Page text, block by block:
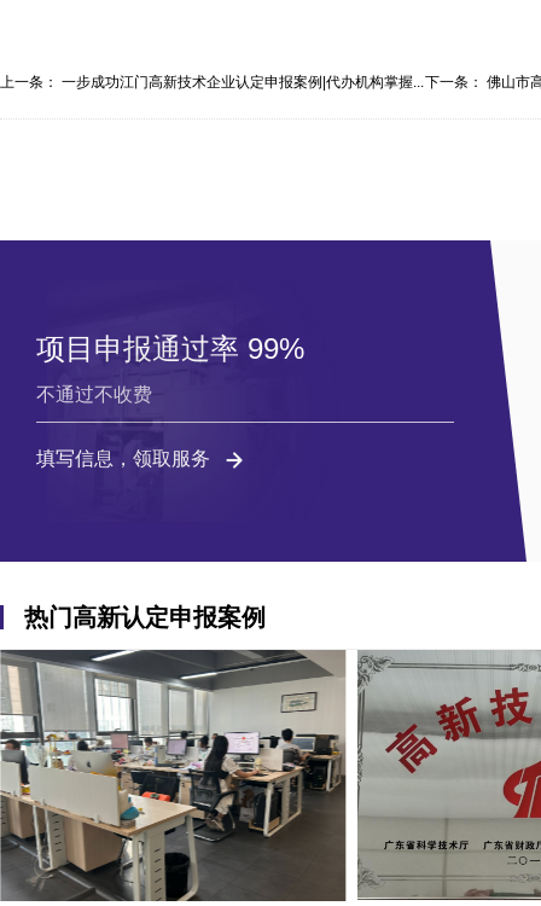
上一条： 一步成功江门高新技术企业认定申报案例|代办机构掌握...下一条： 佛山市
项目申报通过率 99%
不通过不收费
填写信息，领取服务
热门高新认定申报案例